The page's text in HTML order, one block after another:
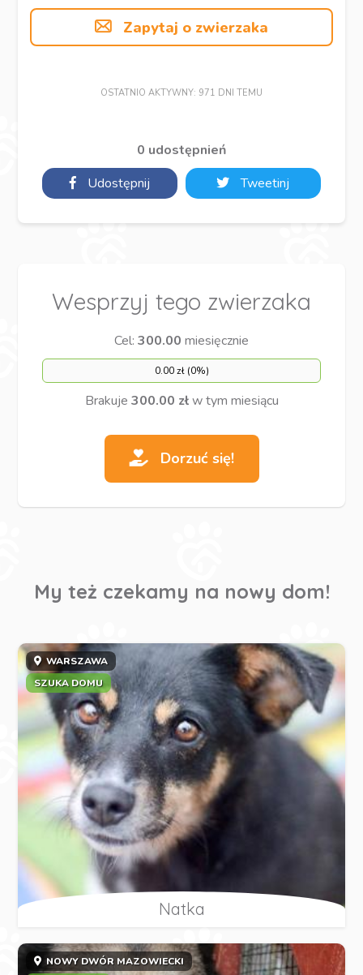
Zapytaj o zwierzaka
OSTATNIO AKTYWNY: 971 DNI TEMU
0 udostępnień
Udostępnij
Tweetinj
Wesprzyj tego zwierzaka
Cel: 300.00 miesięcznie
0.00 zł (0%)
Brakuje 300.00 złw tym miesiącu
Dorzuć się!
My też czekamy na nowy dom!
WARSZAWA
SZUKA DOMU
Natka
NOWY DWÓR MAZOWIECKI